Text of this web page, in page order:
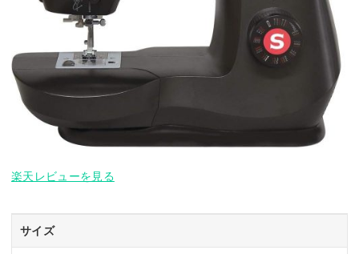
楽天レビューを見る
サイズ